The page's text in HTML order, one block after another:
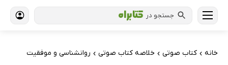
جستجو در
خانه › کتاب‌ صوتی › خلاصه کتاب صوتی › روانشناسی و موفقیت